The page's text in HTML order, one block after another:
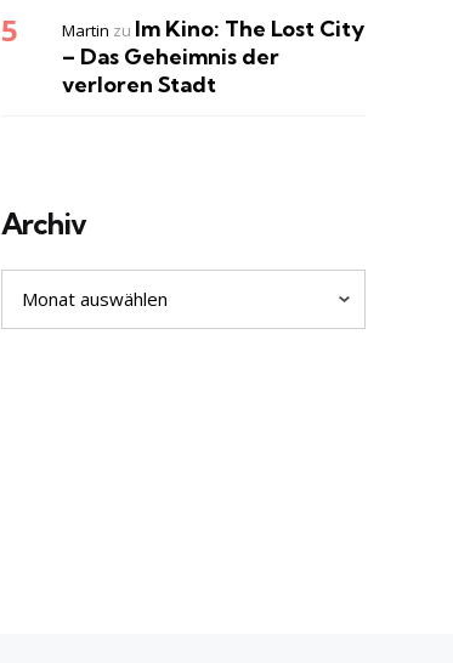
Martin zu Im Kino: The Lost City
– Das Geheimnis der
verloren Stadt
Archiv